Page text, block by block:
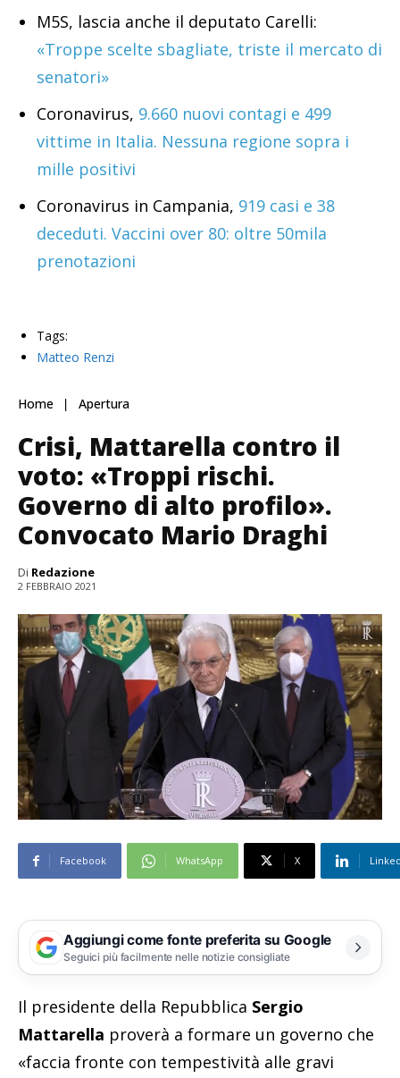
M5S, lascia anche il deputato Carelli:
«Troppe scelte sbagliate, triste il mercato di
senatori»
Coronavirus, 9.660 nuovi contagi e 499
vittime in Italia. Nessuna regione sopra i
mille positivi
Coronavirus in Campania, 919 casi e 38
deceduti. Vaccini over 80: oltre 50mila
prenotazioni
Tags:
Matteo Renzi
Home Apertura
Crisi, Mattarella contro il
voto: «Troppi rischi.
Governo di alto profilo».
Convocato Mario Draghi
Di Redazione
2 FEBBRAIO 2021
Facebook WhatsApp X
Aggiungi come fonte preferita su Google
Seguici più facilmente nelle notizie consigliate
Il presidente della Repubblica Sergio
Mattarella proverà a formare un governo che
«faccia fronte con tempestività alle gravi